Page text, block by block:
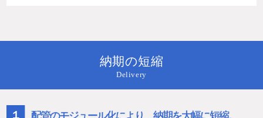
納期の短縮
Delivery
１